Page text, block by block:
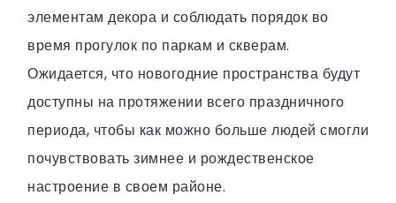
элементам декора и соблюдать порядок во
время прогулок по паркам и скверам.
Ожидается, что новогодние пространства будут
доступны на протяжении всего праздничного
периода, чтобы как можно больше людей смогли
почувствовать зимнее и рождественское
настроение в своем районе.